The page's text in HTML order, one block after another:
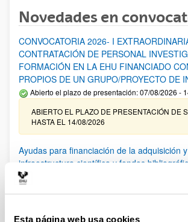
Esta página web usa cookies
Novedades en
CONVOCATORIA 2026- I
CONTRATACIÓN DE PERSONAL
FORMACIÓN EN LA EHU FINANCIADO
PROPIOS DE UN GRUPO/PROYECTO DE
Abierto el plazo de presentación: 07/08/2026 -
ABIERTO EL PLAZO DE PRESENTACIÓN DE
HASTA EL 14/08/2026
Ayudas para financiación de la adquisición
infraestructura científica y fondos
UPV/EHU 2026
solicitudes admitidas y excluidas. 23/03/2026: